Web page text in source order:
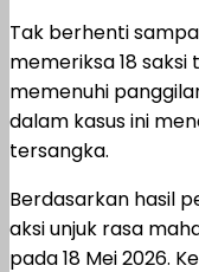
Tak berhenti
memeriksa 18
memenuhi
dalam kasus ini
tersangka.
Berdasarkan hasil
aksi unjuk rasa
pada 18 Mei 2026.